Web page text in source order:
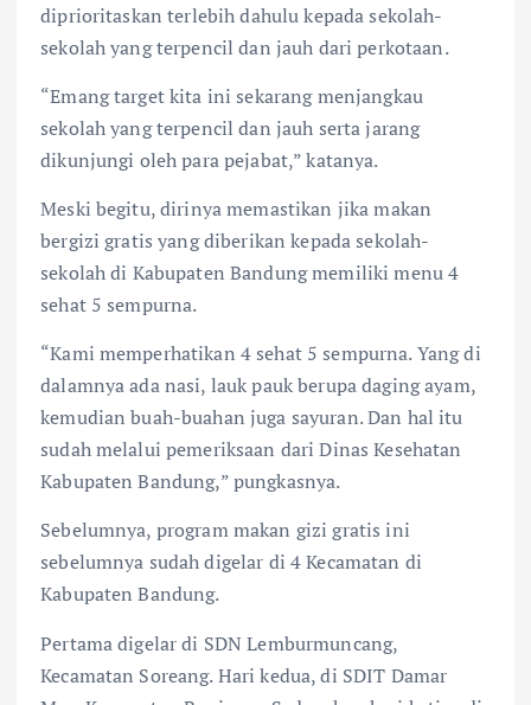
diprioritaskan terlebih dahulu kepada sekolah-
sekolah yang terpencil dan jauh dari perkotaan.
“Emang target kita ini sekarang menjangkau
sekolah yang terpencil dan jauh serta jarang
dikunjungi oleh para pejabat,” katanya.
Meski begitu, dirinya memastikan jika makan
bergizi gratis yang diberikan kepada sekolah-
sekolah di Kabupaten Bandung memiliki menu 4
sehat 5 sempurna.
“Kami memperhatikan 4 sehat 5 sempurna. Yang di
dalamnya ada nasi, lauk pauk berupa daging ayam,
kemudian buah-buahan juga sayuran. Dan hal itu
sudah melalui pemeriksaan dari Dinas Kesehatan
Kabupaten Bandung,” pungkasnya.
Sebelumnya, program makan gizi gratis ini
sebelumnya sudah digelar di 4 Kecamatan di
Kabupaten Bandung.
Pertama digelar di SDN Lemburmuncang,
Kecamatan Soreang. Hari kedua, di SDIT Damar